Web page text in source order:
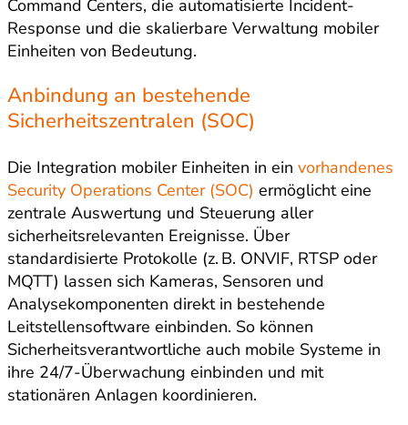
Command Centers, die automatisierte Incident-
Response und die skalierbare Verwaltung mobiler
Einheiten von Bedeutung.
Anbindung an bestehende
Sicherheitszentralen (SOC)
Die Integration mobiler Einheiten in ein vorhandenes
Security Operations Center (SOC) ermöglicht eine
zentrale Auswertung und Steuerung aller
sicherheitsrelevanten Ereignisse. Über
standardisierte Protokolle (z. B. ONVIF, RTSP oder
MQTT) lassen sich Kameras, Sensoren und
Analysekomponenten direkt in bestehende
Leitstellensoftware einbinden. So können
Sicherheitsverantwortliche auch mobile Systeme in
ihre 24/7-Überwachung einbinden und mit
stationären Anlagen koordinieren.